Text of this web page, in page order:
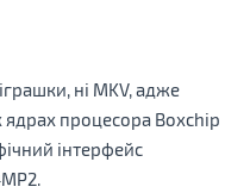
ні MKV, адже
процесора Boxchip
інтерфейс